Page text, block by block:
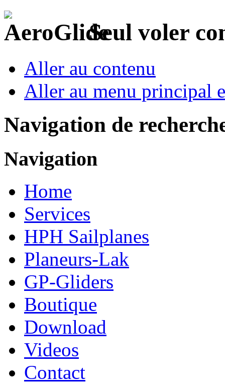
Seul voler
Aller au contenu
Aller au menu principal
Navigation de
Navigation
Home
Services
HPH Sailplanes
Planeurs-Lak
GP-Gliders
Boutique
Download
Videos
Contact